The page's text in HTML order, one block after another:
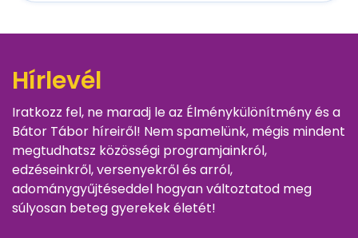
Hírlevél
Iratkozz fel, ne maradj le az Élménykülönítmény és a
Bátor Tábor híreiről! Nem spamelünk, mégis mindent
megtudhatsz közösségi programjainkról,
edzéseinkről, versenyekről és arról,
adománygyűjtéseddel hogyan változtatod meg
súlyosan beteg gyerekek életét!